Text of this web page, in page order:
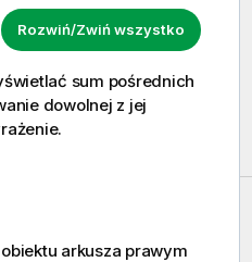
Rozwiń/Zwiń wszystko
sum pośrednich
dowolnej z jej
arkusza prawym